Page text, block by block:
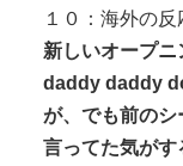
１０：海外の反
新しいオープニ
daddy daddy
が、でも前のシ
言ってた気がす